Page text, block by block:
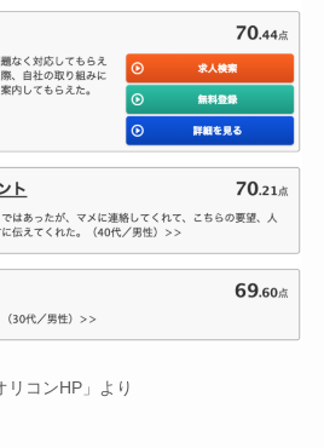
リコンHP」より